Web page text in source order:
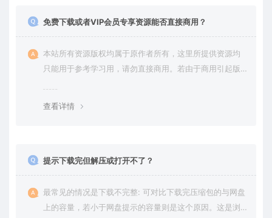
免费下载或者VIP会员专享资源能否直接商用？
本站所有资源版权均属于原作者所有，这里所提供资源均
只能用于参考学习用，请勿直接商用。若由于商用引起版
查看详情
提示下载完但解压或打开不了？
最常见的情况是下载不完整: 可对比下载完压缩包的与网盘
上的容量，若小于网盘提示的容量则是这个原因。这是浏